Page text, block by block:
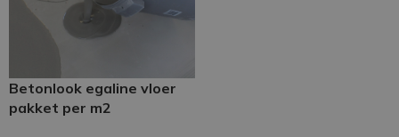
Betonlook egaline vloer
pakket per m2